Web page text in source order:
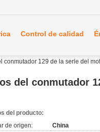
Control de calidad
129 de la serie del
del conmutador
del producto:
de origen:
China